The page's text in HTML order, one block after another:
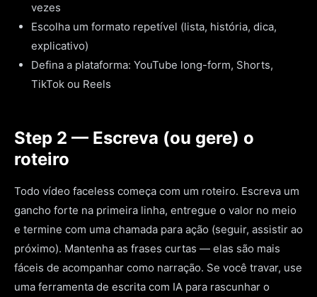
vezes
Escolha um formato repetível (lista, história, dica,
explicativo)
Defina a plataforma: YouTube long-form, Shorts,
TikTok ou Reels
Step 2 — Escreva (ou gere) o
roteiro
Todo vídeo faceless começa com um roteiro. Escreva um
gancho forte na primeira linha, entregue o valor no meio
e termine com uma chamada para ação (seguir, assistir ao
próximo). Mantenha as frases curtas — elas são mais
fáceis de acompanhar como narração. Se você travar, use
uma ferramenta de escrita com IA para rascunhar o